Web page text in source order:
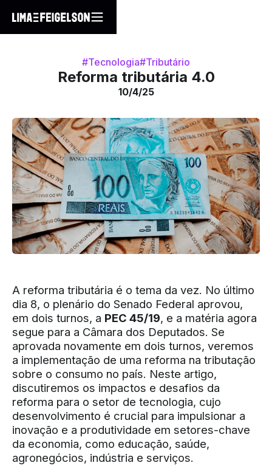
#Tecnologia#Tributário
Reforma tributária 4.0
10/4/25
A reforma tributária é o tema da vez. No último
dia 8, o plenário do Senado Federal aprovou,
em dois turnos, a PEC 45/19, e a matéria agora
segue para a Câmara dos Deputados. Se
aprovada novamente em dois turnos, veremos
a implementação de uma reforma na tributação
sobre o consumo no país. Neste artigo,
discutiremos os impactos e desafios da
reforma para o setor de tecnologia, cujo
desenvolvimento é crucial para impulsionar a
inovação e a produtividade em setores-chave
da economia, como educação, saúde,
agronegócios, indústria e serviços.